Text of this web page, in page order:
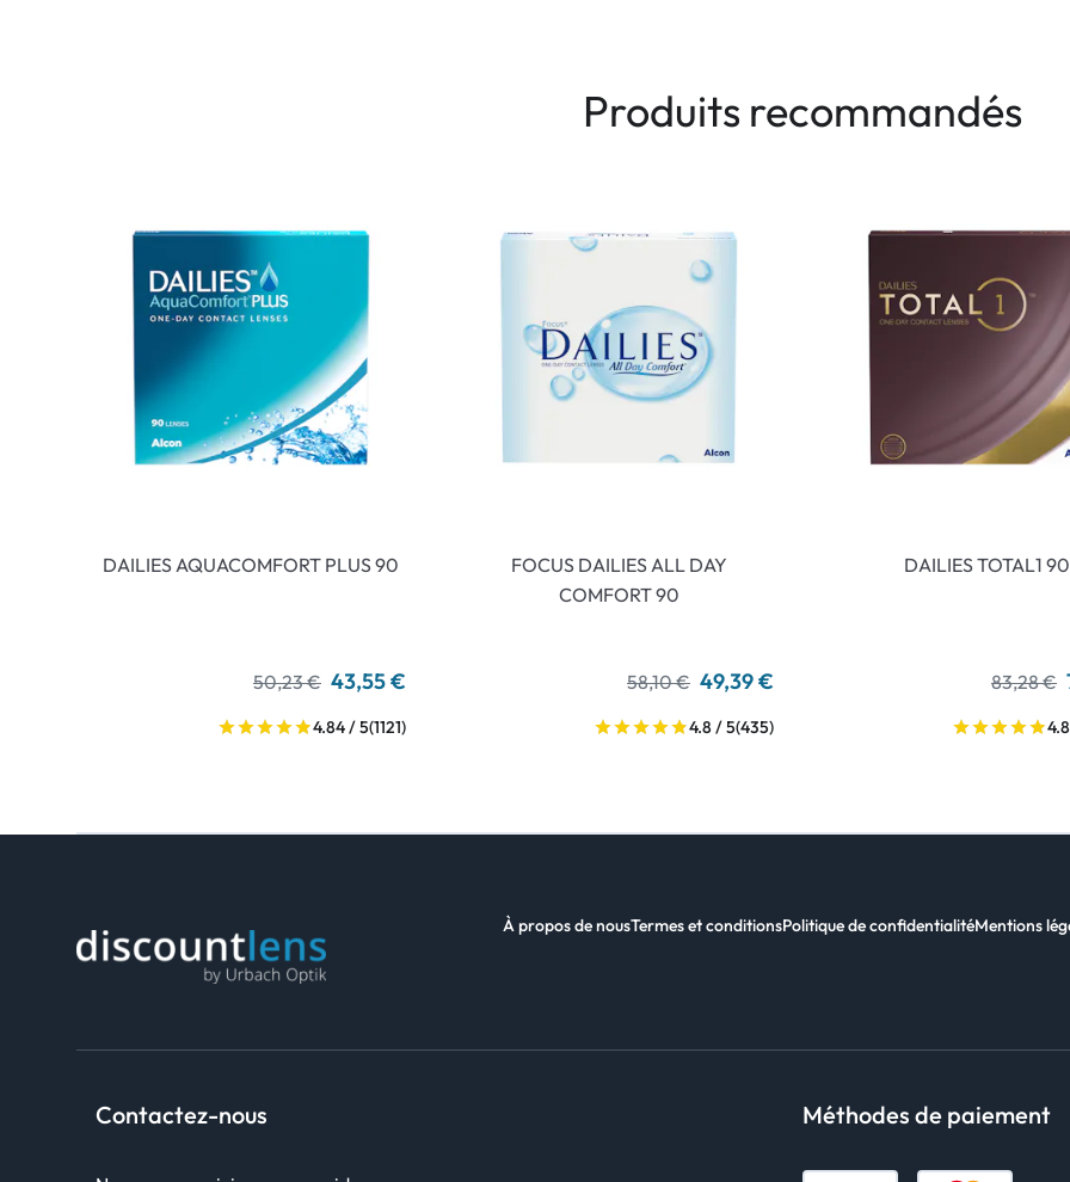
Produits recommandés
DAILIES AQUACOMFORT PLUS 90
50,23 € 43,55 €
4.84 / 5(1121)
FOCUS DAILIES ALL DAY
COMFORT 90
58,10 € 49,39 €
4.8 / 5(435)
DAILIES TOTAL1 90
83,28 €
À propos de nousTermes et conditionsPolitique de confidentialitéMentions
Contactez-nous Méthodes de paiement